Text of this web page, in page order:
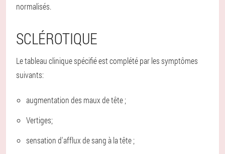
normalisés.
SCLÉROTIQUE
Le tableau clinique spécifié est complété par les symptômes
suivants:
augmentation des maux de tête ;
Vertiges;
sensation d'afflux de sang à la tête ;